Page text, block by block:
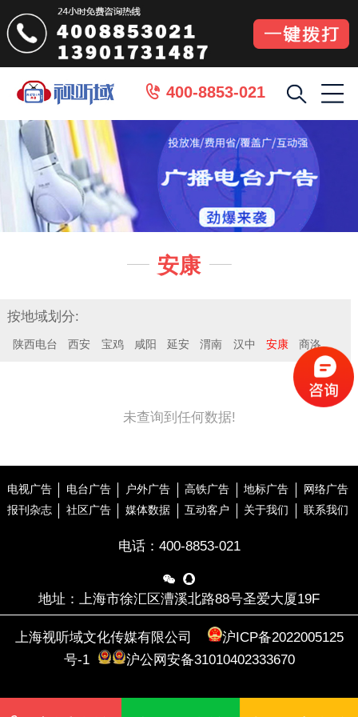
 400-8853-021
 安康 
按地域划分:
陕西电台 西安 宝鸡 咸阳 延安 渭南 汉中 安康 商洛
未查询到任何数据!
电视广告 电台广告 户外广告 高铁广告 地标广告
网络广告
报刊杂志
社区广告 媒体数据 互动客户 关于我们 联系我们
电话： 400-8853-021
 
地址：上海市徐汇区漕溪北路88号圣爱大厦19F
上海视听域文化传媒有限公司
沪ICP备2022005125
号-1
沪公网安备31010402333670